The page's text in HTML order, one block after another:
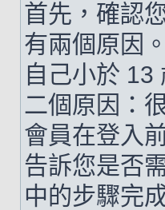
首先，確認
有兩個原因
自己小於 13
二個原因：
會員在登入
告訴您是否
中的步驟完